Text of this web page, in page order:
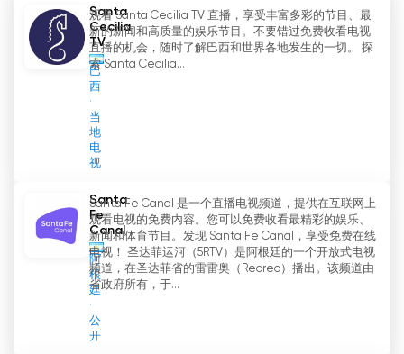
Santa
Cecilia
TV
巴
西
当
地
电
视
观看 Santa Cecilia TV 直播，享受丰富多彩的节目、最
新的新闻和高质量的娱乐节目。不要错过免费收看电视
直播的机会，随时了解巴西和世界各地发生的一切。 探
索 Santa Cecilia...
Santa
Fe
Canal
阿
根
廷
公
开
Santa Fe Canal 是一个直播电视频道，提供在互联网上
观看电视的免费内容。您可以免费收看最精彩的娱乐、
新闻和体育节目。发现 Santa Fe Canal，享受免费在线
电视！ 圣达菲运河（5RTV）是阿根廷的一个开放式电视
频道，在圣达菲省的雷雷奥（Recreo）播出。该频道由
省政府所有，于...